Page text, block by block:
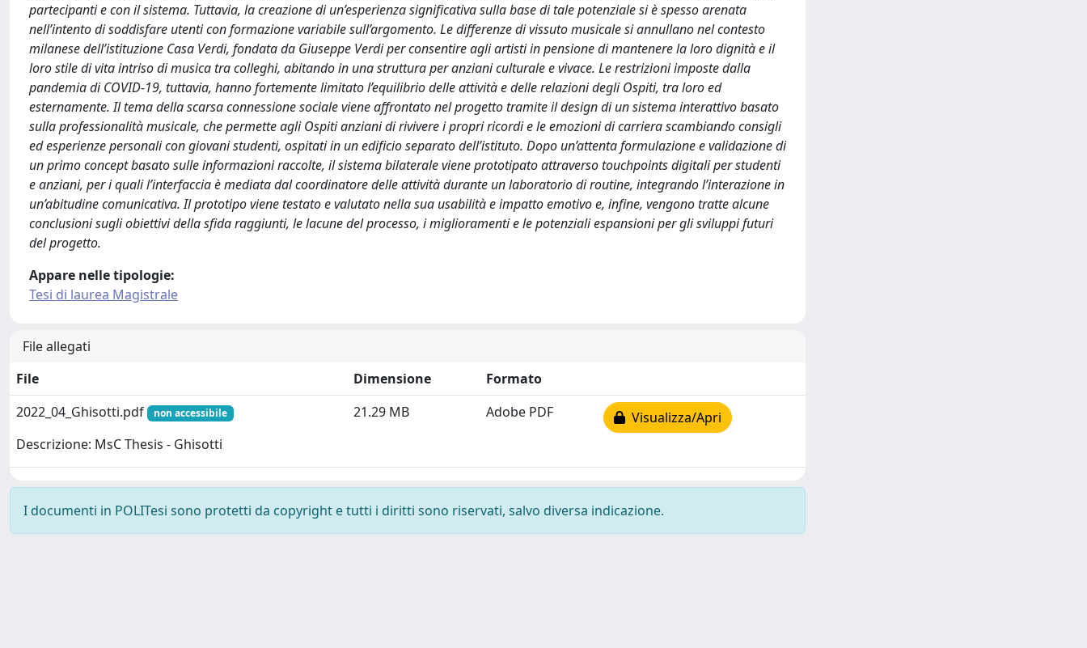
partecipanti e con il sistema. Tuttavia, la creazione di un’esperienza significativa sulla base di tale potenziale si è spesso arenata
nell’intento di soddisfare utenti con formazione variabile sull’argomento. Le differenze di vissuto musicale si annullano nel contesto
milanese dell’istituzione Casa Verdi, fondata da Giuseppe Verdi per consentire agli artisti in pensione di mantenere la loro dignità e il
loro stile di vita intriso di musica tra colleghi, abitando in una struttura per anziani culturale e vivace. Le restrizioni imposte dalla
pandemia di COVID-19, tuttavia, hanno fortemente limitato l’equilibrio delle attività e delle relazioni degli Ospiti, tra loro ed
esternamente. Il tema della scarsa connessione sociale viene affrontato nel progetto tramite il design di un sistema interattivo basato
sulla professionalità musicale, che permette agli Ospiti anziani di rivivere i propri ricordi e le emozioni di carriera scambiando consigli
ed esperienze personali con giovani studenti, ospitati in un edificio separato dell’istituto. Dopo un’attenta formulazione e validazione di
un primo concept basato sulle informazioni raccolte, il sistema bilaterale viene prototipato attraverso touchpoints digitali per studenti
e anziani, per i quali l’interfaccia è mediata dal coordinatore delle attività durante un laboratorio di routine, integrando l’interazione in
un’abitudine comunicativa. Il prototipo viene testato e valutato nella sua usabilità e impatto emotivo e, infine, vengono tratte alcune
conclusioni sugli obiettivi della sfida raggiunti, le lacune del processo, i miglioramenti e le potenziali espansioni per gli sviluppi futuri
del progetto.
Appare nelle tipologie:
Tesi di laurea Magistrale
File allegati
File
Dimensione
Formato
2022_04_Ghisotti.pdf
non accessibile
Descrizione: MsC Thesis - Ghisotti
21.29 MB Adobe PDF Visualizza/Apri
I documenti in POLITesi sono protetti da copyright e tutti i diritti sono riservati, salvo diversa indicazione.